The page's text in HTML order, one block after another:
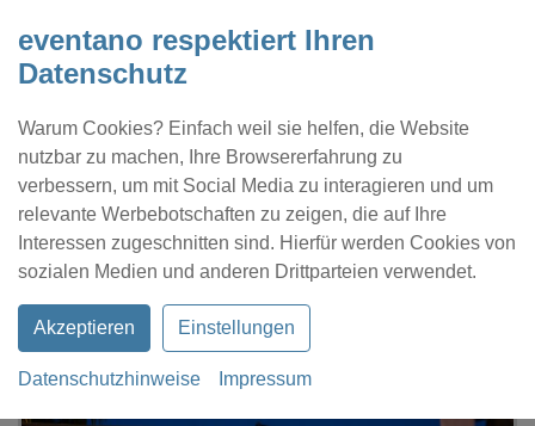
eventano respektiert Ihren
Datenschutz
Warum Cookies? Einfach weil sie helfen, die Website
nutzbar zu machen, Ihre Browsererfahrung zu
verbessern, um mit Social Media zu interagieren und um
relevante Werbebotschaften zu zeigen, die auf Ihre
Interessen zugeschnitten sind. Hierfür werden Cookies von
sozialen Medien und anderen Drittparteien verwendet.
Akzeptieren Einstellungen
Datenschutzhinweise Impressum
Kontakt Location eintragen Profil
Glashaus